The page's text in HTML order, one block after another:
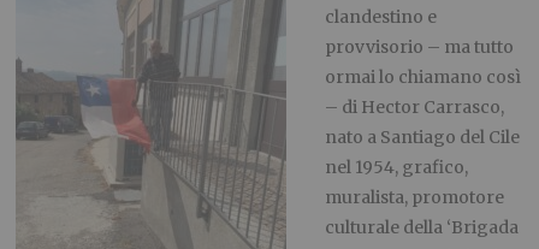
clandestino e
provvisorio – ma tutto
ormai lo chiamano così
– di Hector Carrasco,
nato a Santiago del Cile
nel 1954, grafico,
muralista, promotore
culturale della ‘Brigada